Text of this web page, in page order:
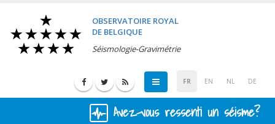
OBSERVATOIRE ROYAL
DE BELGIQUE
Séismologie-Gravimétrie
FR EN NL DE
Avez-vous ressenti un séisme?